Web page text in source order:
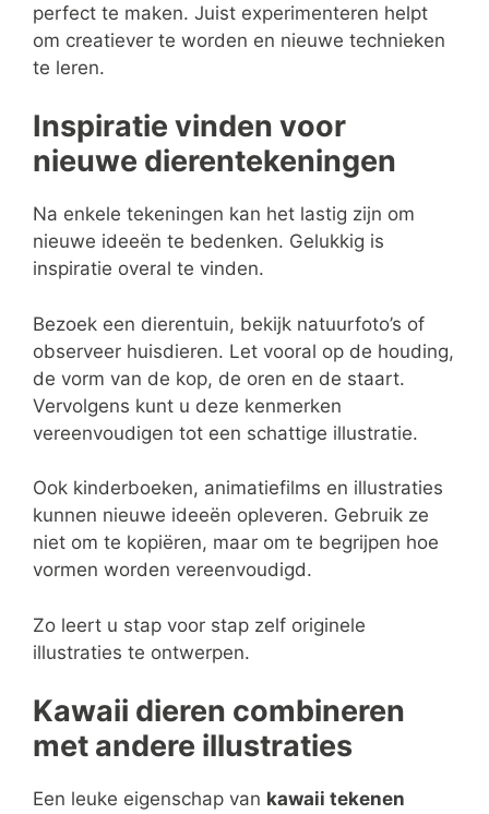
perfect te maken. Juist experimenteren helpt
om creatiever te worden en nieuwe technieken
te leren.
Inspiratie vinden voor
nieuwe dierentekeningen
Na enkele tekeningen kan het lastig zijn om
nieuwe ideeën te bedenken. Gelukkig is
inspiratie overal te vinden.
Bezoek een dierentuin, bekijk natuurfoto’s of
observeer huisdieren. Let vooral op de houding,
de vorm van de kop, de oren en de staart.
Vervolgens kunt u deze kenmerken
vereenvoudigen tot een schattige illustratie.
Ook kinderboeken, animatiefilms en illustraties
kunnen nieuwe ideeën opleveren. Gebruik ze
niet om te kopiëren, maar om te begrijpen hoe
vormen worden vereenvoudigd.
Zo leert u stap voor stap zelf originele
illustraties te ontwerpen.
Kawaii dieren combineren
met andere illustraties
Een leuke eigenschap van kawaii tekenen